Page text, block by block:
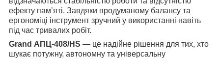
ефекту пам’яті. Завдяки продуманому балансу та
ергономіці інструмент зручний у використанні навіть
під час тривалих робіт.
Grand АПЦ-408/HS — це надійне рішення для тих, хто
шукає потужну, автономну та універсальну